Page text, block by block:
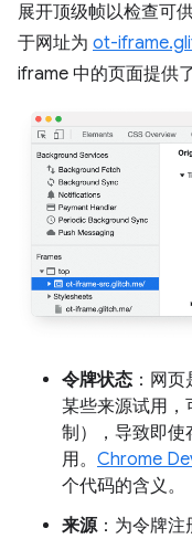
展开顶级帧以检查可
于网址为 ot-
iframe 中的页面提供
令牌状态 ：网
某些来源试用，
制），导致即使
用。 Chrome
个代码的含义。
来源：为令牌注